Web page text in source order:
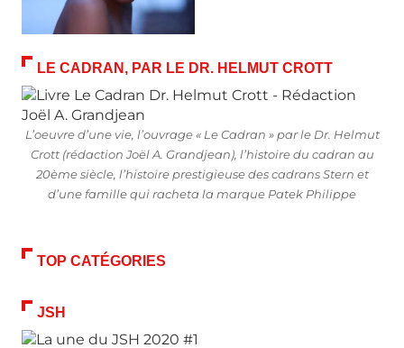
LE CADRAN, PAR LE DR. HELMUT CROTT
L’oeuvre d’une vie, l’ouvrage « Le Cadran » par le Dr. Helmut
Crott (rédaction Joël A. Grandjean), l’histoire du cadran au
20ème siècle, l’histoire prestigieuse des cadrans Stern et
d’une famille qui racheta la marque Patek Philippe
TOP CATÉGORIES
JSH